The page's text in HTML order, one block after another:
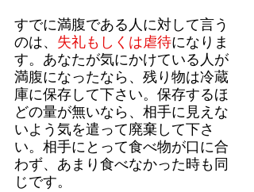
すでに満腹である人に対して言う
のは、 失礼もしくは虐待になりま
す。あなたが気にかけている人が
満腹になったなら、残り物は冷蔵
庫に保存して下さい。保存するほ
どの量が無いなら、相手に見えな
いよう気を遣って廃棄して下さ
い。相手にとって食べ物が口に合
わず、あまり食べなかった時も同
じです。